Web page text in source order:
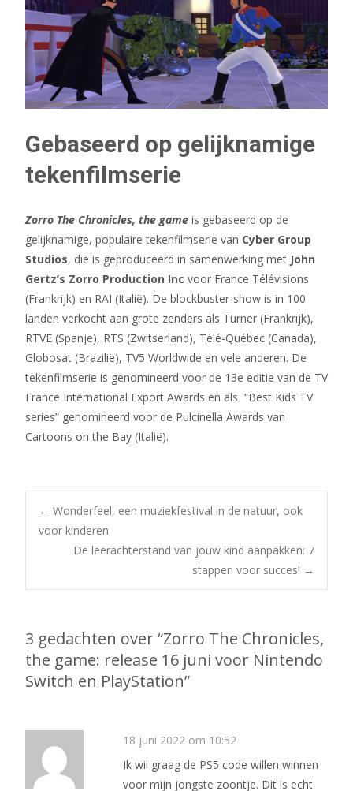
Gebaseerd op gelijknamige
tekenfilmserie
Zorro The Chronicles, the game is gebaseerd op de
gelijknamige, populaire tekenfilmserie van Cyber Group
Studios, die is geproduceerd in samenwerking met John
Gertz’s Zorro Production Inc voor France Télévisions
(Frankrijk) en RAI (Italië). De blockbuster-show is in 100
landen verkocht aan grote zenders als Turner (Frankrijk),
RTVE (Spanje), RTS (Zwitserland), Télé-Québec (Canada),
Globosat (Brazilië), TV5 Worldwide en vele anderen. De
tekenfilmserie is genomineerd voor de 13e editie van de TV
France International Export Awards en als “Best Kids TV
series” genomineerd voor de Pulcinella Awards van
Cartoons on the Bay (Italië).
Bericht
navigatie
← Wonderfeel, een muziekfestival in de natuur, ook
voor kinderen
De leerachterstand van jouw kind aanpakken: 7
stappen voor succes! →
3 gedachten over “Zorro The Chronicles,
the game: release 16 juni voor Nintendo
Switch en PlayStation”
18 juni 2022 om 10:52
Ik wil graag de PS5 code willen winnen
voor mijn jongste zoontje. Dit is echt